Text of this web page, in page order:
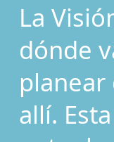
La
dónde
planear
allí.